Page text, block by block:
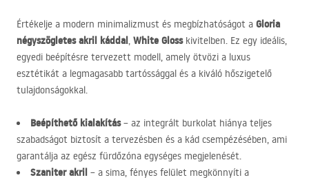
Értékelje a modern minimalizmust és megbízhatóságot a Gloria
négyszögletes akril káddal, White Glosskivitelben. Ez egy ideális,
egyedi beépítésre tervezett modell, amely ötvözi a luxus
esztétikát a legmagasabb tartóssággal és a kiváló hőszigetelő
tulajdonságokkal.
Beépíthető kialakítás– az integrált burkolat hiánya teljes
szabadságot biztosít a tervezésben és a kád csempézésében, ami
garantálja az egész fürdőzóna egységes megjelenését.
Szaniter akril – a sima, fényes felület megkönnyíti a